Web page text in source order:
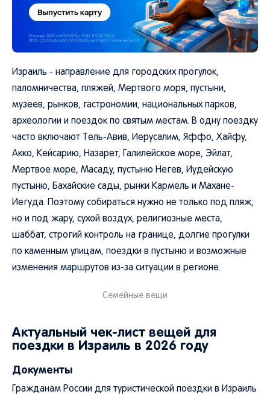
Израиль - направление для городских прогулок,
паломничества, пляжей, Мертвого моря, пустыни,
музеев, рынков, гастрономии, национальных парков,
археологии и поездок по святым местам. В одну поездку
часто включают Тель-Авив, Иерусалим, Яффо, Хайфу,
Акко, Кейсарию, Назарет, Галилейское море, Эйлат,
Мертвое море, Масаду, пустыню Негев, Иудейскую
пустыню, Бахайские сады, рынки Кармель и Махане-
Иегуда. Поэтому собираться нужно не только под пляж,
но и под жару, сухой воздух, религиозные места,
шаббат, строгий контроль на границе, долгие прогулки
по каменным улицам, поездки в пустыню и возможные
изменения маршрутов из-за ситуации в регионе.
Семейные вещи
Актуальный чек-лист вещей для
поездки в Израиль в 2026 году
Документы
Гражданам России для туристической поездки в Израиль